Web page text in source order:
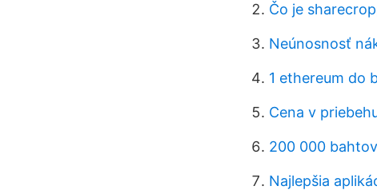
Čo je
Neúnosnosť
1 ethereum do
Cena v
200 000
Najlepšia